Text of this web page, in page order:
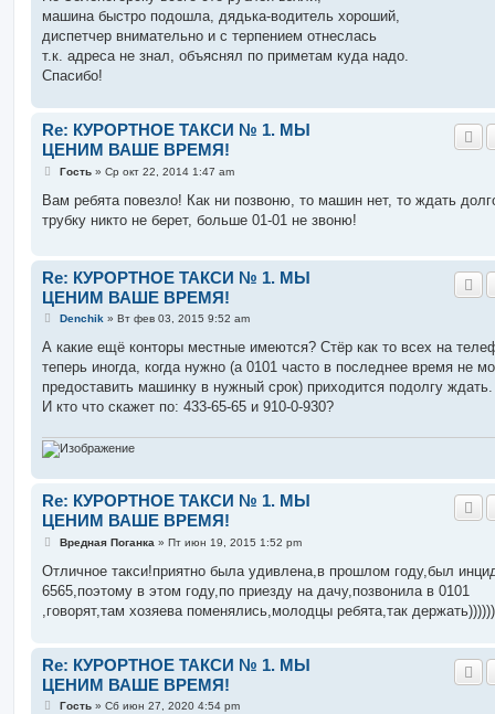
е
и
е
машина быстро подошла, дядька-водитель хороший,
диспетчер внимательно и с терпением отнеслась
т.к. адреса не знал, объяснял по приметам куда надо.
Спасибо!
Re: КУРОРТНОЕ ТАКСИ № 1. МЫ
ЦЕНИМ ВАШЕ ВРЕМЯ!
С
о
щ
и
е
Гость» Ср окт 22, 2014 1:47 am
Вам ребята повезло! Как ни позвоню, то машин нет, то ждать
трубку никто не берет, больше 01-01 не звоню!
Re: КУРОРТНОЕ ТАКСИ № 1. МЫ
ЦЕНИМ ВАШЕ ВРЕМЯ!
С
о
щ
е
и
Denchik» Вт фев 03, 2015 9:52 am
А какие ещё конторы местные имеются? Стёр как то всех на
теперь иногда, когда нужно (а 0101 часто в последнее время не
предоставить машинку в нужный срок) приходится подолгу ждать.
И кто что скажет по: 433-65-65 и 910-0-930?
Re: КУРОРТНОЕ ТАКСИ № 1. МЫ
ЦЕНИМ ВАШЕ ВРЕМЯ!
С
о
щ
е
е
Вредная Поганка » Пт июн 19, 2015 1:52 pm
Отличное такси!приятно была удивлена,в прошлом году,был
6565,поэтому в этом году,по приезду на дачу,позвонила в 0101
,говорят,там хозяева поменялись,молодцы ребята,так
Re: КУРОРТНОЕ ТАКСИ № 1. МЫ
ЦЕНИМ ВАШЕ ВРЕМЯ!
СГость» Сб июн 27, 2020 4:54 pm